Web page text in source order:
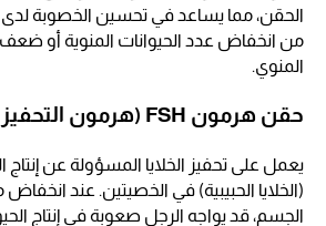
الحقن، مما يساعد في تحسين الخصوبة لدى
من انخفاض عدد الحيوانات المنوية أو
المنوي.
حقن هرمون FSH (هرمون التحفيز الجريبي)
يعمل على تحفيز الخلايا المسؤولة عن إنتاج
الجسم، قد يواجه الرجل صعوبة في إنتاج